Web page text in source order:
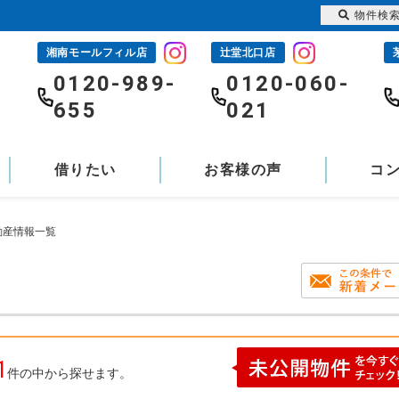
湘南モールフィル店
0120-989-
655
辻堂北口店
0120-060-
021
借りたい お客様の声 コ
情報一覧
件の中から探せます。
物件検